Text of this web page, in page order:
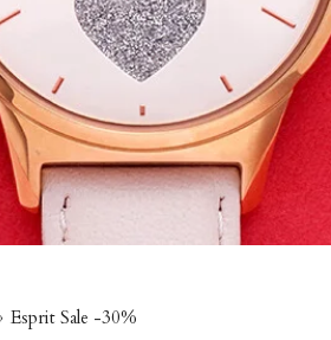
Esprit Sale -30%